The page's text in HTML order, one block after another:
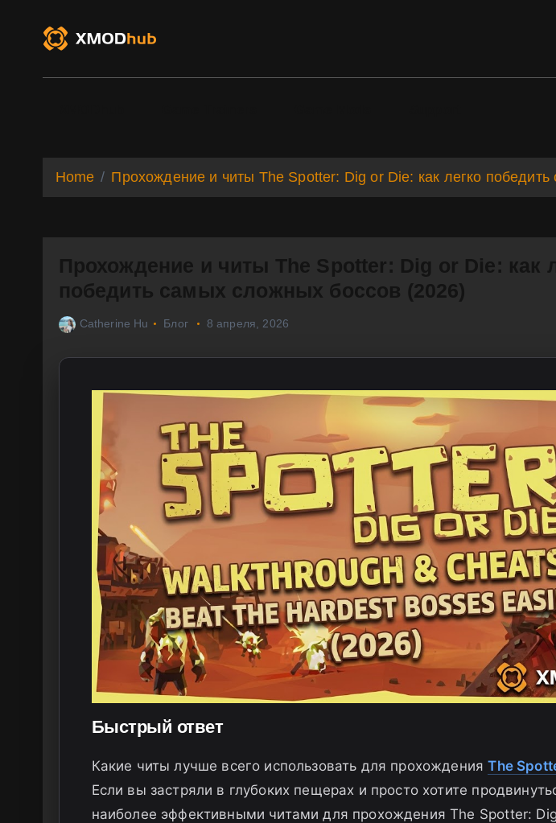
Home Прохождение и читы The Spotter: Dig or Die: как легко
Прохождение и читы The Spotter: Dig or Die: как
победить самых сложных боссов (2026)
Catherine Hu Блог 8 апреля, 2026
Быстрый ответ
Какие читы лучше всего использовать для прохожденияThe
Если вы застряли в глубоких пещерах и просто хотите
наиболее эффективными читами для прохождения The Spotter: